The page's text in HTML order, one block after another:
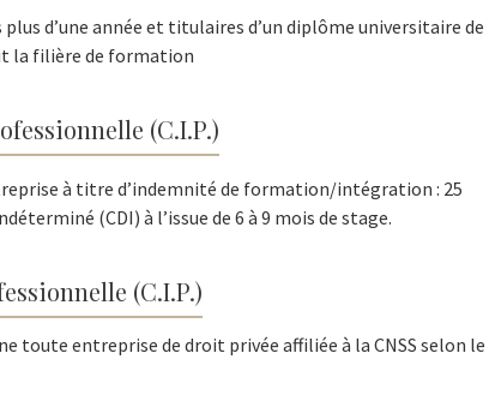
plus d’une année et titulaires d’un diplôme universitaire de
la filière de formation
(C.I.P.)
à titre d’indemnité de formation/intégration : 25
(CDI) à l’issue de 6 à 9 mois de stage.
(C.I.P.)
toute entreprise de droit privée affiliée à la CNSS selon le